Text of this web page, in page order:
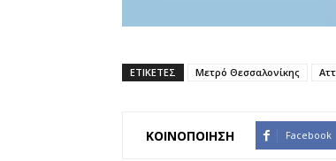
ΕΤΙΚΕΤΕΣ Μετρό Θεσσαλονίκης
ΚΟΙΝΟΠΟΙΗΣΗ Facebook